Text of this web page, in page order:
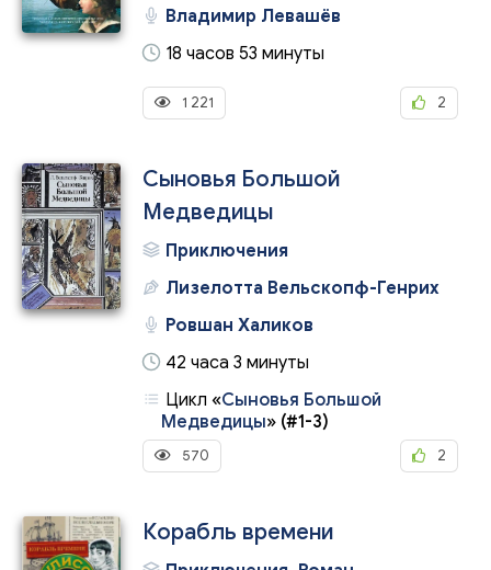
Владимир Левашёв
18 часов 53 минуты
1 221 2
Сыновья Большой
Медведицы
Приключения
Лизелотта Вельскопф-Генрих
Ровшан Халиков
42 часа 3 минуты
Цикл «Сыновья Большой
Медведицы» (#1-3)
570 2
Корабль времени